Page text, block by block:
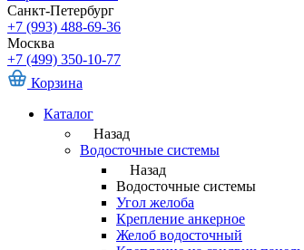
Санкт-Петербург
+7 (993) 488-69-36
Москва
+7 (499) 350-10-77
Корзина
Каталог
Назад
Водосточные системы
Назад
Водосточные системы
Угол желоба
Крепление анкерное
Желоб водосточный